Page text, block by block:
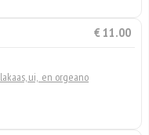
€ 11.00
ui, en orgeano